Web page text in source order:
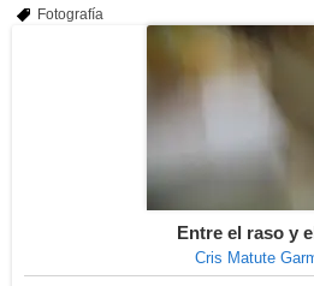
Fotografía
Entre el raso y
Cris Matute